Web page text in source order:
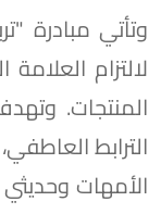
وتأتي مبادرة
لالتزام
المنتجات.
الترابط
الأمهات وحديثي